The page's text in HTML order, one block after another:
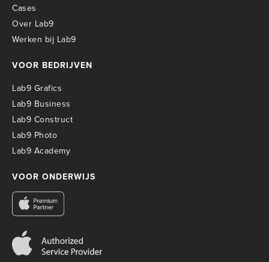
Cases
Over Lab9
Werken bij Lab9
VOOR BEDRIJVEN
Lab9 Grafics
Lab9 Business
Lab9 Construct
Lab9 Photo
Lab9 Academy
VOOR ONDERWIJS